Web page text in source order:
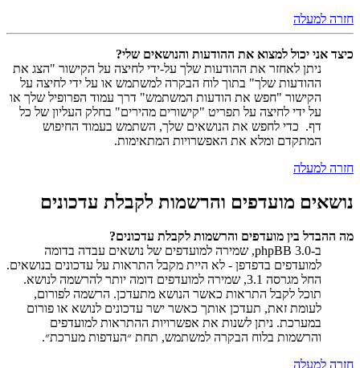
חזרה למעלה
כיצד אני יכול למצוא את ההודעות והנושאים שלי?
ניתן לאחזר את ההודעות שלך על-ידי לחיצה על הקישור "הצג את
ההודעות שלך" בתוך לוח הבקרה למשתמש או על ידי לחיצה על
הקישור "חפש את הודעות המשתמש" דרך עמוד הפרופיל שלך או
על ידי לחיצה על תפריט "קישורים מהירים" בחלק העליון של כל
דף. כדי לחפש את הנושאים שלך, השתמש בעמוד החיפוש
המתקדם ומלא את האפשרויות המתאימות.
חזרה למעלה
נושאים מועדפים והרשמות לקבלת עדכונים
מה ההבדל בין מועדפים והרשמות לקבלת עדכונים?
ב-phpBB 3.0, שמירה למועדפים של נושאים עבדה בדומה
למועדפים בדפדפן - לא היית מקבל התראות על עדכונים בנושאים.
החל מגרסה 3.1, שמירה למועדפים דומה יותר להרשמה לנושא.
תוכל לקבל התראות כאשר הנושא מתעדכן. הרשמה לפורום,
לעומת זאת, תעדכן אותך כאשר ישר עדכונים לנושא או פורום
במערכת. ניתן לשנות את אפשרויות ההתראות למועדפים
והרשמות בלוח הבקרה למשתמש, תחת ״העדפות מערכת״.
חזרה למעלה